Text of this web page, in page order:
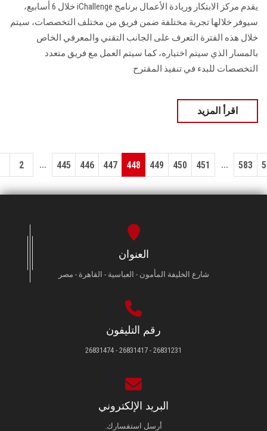
يقدم مركز الابتكار وريادة الأعمال برنامج iChallenge خلال 6 أسابيع،
سيوفر خلالها تجربة مختلفة ضمن فريق من مختلف التخصصات، سيتم
خلال هذه الفترة التعرف على الجانب التقني والمعرفي الخاص
بالمسار الذي سيتم اختياره، كما سيتم العمل مع فريق متعدد
التخصصات للبدء في تنفيذ المقترح
اقرأ المزيد
2 ... 445 446 447 448 449 450 451 ... 583
العنوان
شارع الخليفة المأمون - العباسية - القاهرة - مصر
رقم التليفون
26831231 - 26831417 - 26831474
البريد الإلكتروني
أرسل استفسارك.